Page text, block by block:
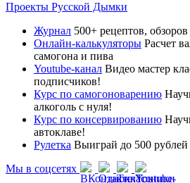
Проекты Русской Дымки
Журнал 500+ рецептов,
Онлайн-калькуляторы Расчет
самогона и пива
Youtube-канал Видео мастер
подписчиков!
Курс по самогоноварению
алкоголь с нуля!
Курс по консервированию
автоклаве!
Рулетка Выиграй до 500
Мы в соцсетях